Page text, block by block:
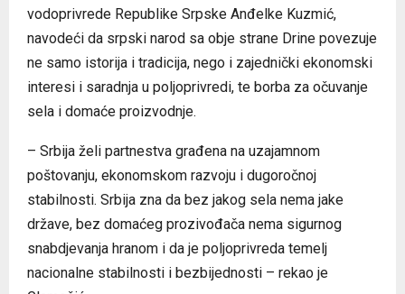
vodoprivrede Republike Srpske Anđelke Kuzmić,
navodeći da srpski narod sa obje strane Drine povezuje
ne samo istorija i tradicija, nego i zajednički ekonomski
interesi i saradnja u poljoprivredi, te borba za očuvanje
sela i domaće proizvodnje.
– Srbija želi partnestva građena na uzajamnom
poštovanju, ekonomskom razvoju i dugoročnoj
stabilnosti. Srbija zna da bez jakog sela nema jake
države, bez domaćeg prozivođača nema sigurnog
snabdjevanja hranom i da je poljoprivreda temelj
nacionalne stabilnosti i bezbijednosti – rekao je